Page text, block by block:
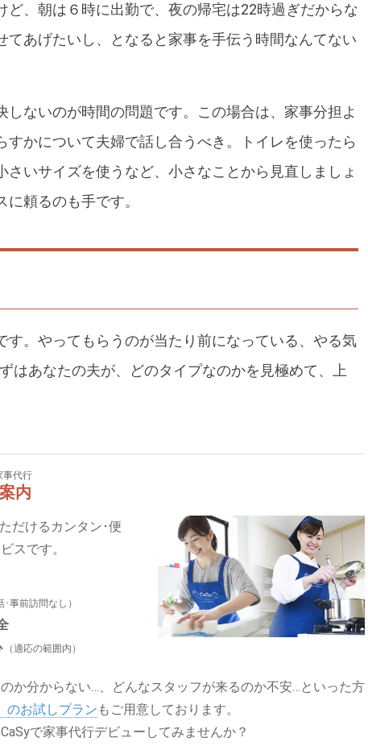
ど、朝は６時に出勤で、夜の帰宅は22時過ぎだからな
てあげたいし、となると家事を手伝う時間なんてない
ないのが時間の問題です。この場合は、家事分担よ
すかについて夫婦で話し合うべき。トイレを使ったら
いサイズを使うなど、小さなことから見直しましょ
頼るのも手です。
す。やってもらうのが当たり前になっている、やる気
はあなたの夫が、どのタイプなのかを見極めて、上
事代行
内
だけるカンタン･便
スです。
･事前訪問なし）
（適応の範囲内）
か分からない…、どんなスタッフが来るのか不安…といった方
のお試しプラン もご用意しております。
で家事代行デビューしてみませんか？